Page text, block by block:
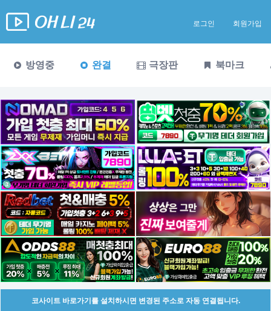
로그인 회원가입
방영중 완결 극장판 북마크
코사이트 바로가기를 설치하시면 변경된 주소로 자동 연결됩니다.